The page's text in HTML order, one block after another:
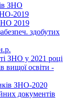
ЗНО
2019
2019
здобутих
ЗНО у 2021 році
вищої освіти -
ЗНО-2020
документів